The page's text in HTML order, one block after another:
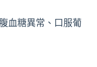
血糖異常、口服葡